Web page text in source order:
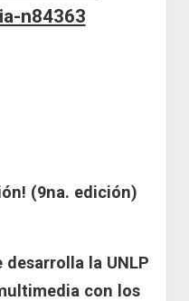
n84363
(9na. edición)
desarrolla la UNLP
con los